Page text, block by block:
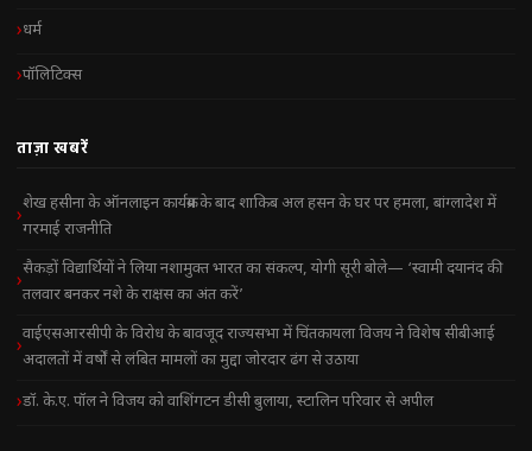
धर्म
पॉलिटिक्स
ताज़ा खबरें
शेख हसीना के ऑनलाइन कार्यक्रम के बाद शाकिब अल हसन के घर पर हमला, बांग्लादेश में
गरमाई राजनीति
सैकड़ों विद्यार्थियों ने लिया नशामुक्त भारत का संकल्प, योगी सूरी बोले— ‘स्वामी दयानंद की
तलवार बनकर नशे के राक्षस का अंत करें’
वाईएसआरसीपी के विरोध के बावजूद राज्यसभा में चिंतकायला विजय ने विशेष सीबीआई
अदालतों में वर्षों से लंबित मामलों का मुद्दा जोरदार ढंग से उठाया
डॉ. के.ए. पॉल ने विजय को वाशिंगटन डीसी बुलाया, स्टालिन परिवार से अपील